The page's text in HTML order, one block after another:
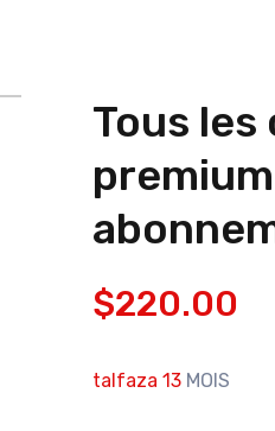
Tous
$220.00
talfaza 13 MOIS